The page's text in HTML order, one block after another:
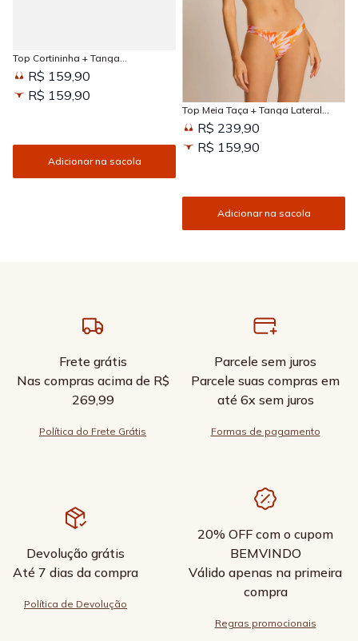
Top Cortininha + Tanga
Amarradinha Estampada Sun
KissedR$ 159,90
R$ 159,90
Adicionar na sacola
Top Meia Taça + Tanga Lateral
Larga Estampada Sun Kissed
R$ 239,90
R$ 159,90
Adicionar na sacola
Frete grátis
Nas compras acima de R$
269,99
Política do Frete Grátis
Parcele sem juros
Parcele suas compras em
até 6x sem juros
Formas de pagamento
Devolução grátis
Até 7 dias da compra
Política de Devolução
20% OFF com o cupom
BEMVINDO
Válido apenas na primeira
compra
Regras promocionais